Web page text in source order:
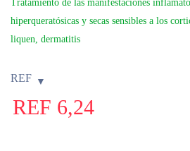
Tratamiento de las manifestaciones
hiperqueratósicas y secas sensibles a los
liquen, dermatitis
REF
REF 6,24